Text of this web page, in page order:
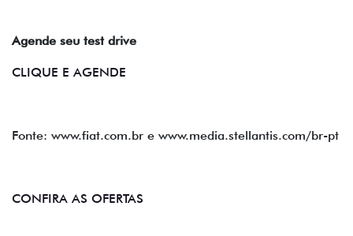
Agende seu test drive
CLIQUE E AGENDE
Fonte: www.fiat.com.br e www.media.stellantis.com/br-pt
CONFIRA AS OFERTAS